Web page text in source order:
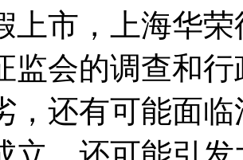
上市，上海华
监会的调查和
，还有可能面